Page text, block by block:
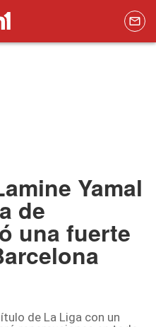
Yamal
de
una fuerte
de La Liga con un